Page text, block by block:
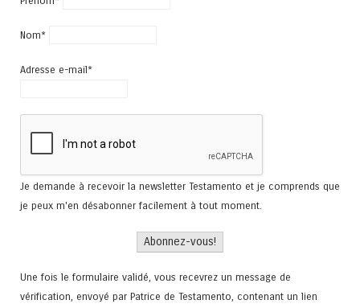
Nom*
Adresse e-mail*
Je demande à recevoir la newsletter Testamento et je comprends que
je peux m'en désabonner facilement à tout moment.
Une fois le formulaire validé, vous recevrez un message de
vérification, envoyé par Patrice de Testamento, contenant un lien